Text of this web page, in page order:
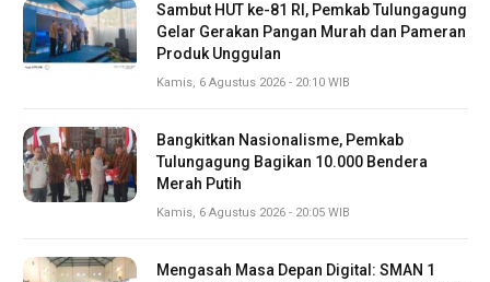
Sambut HUT ke-81 RI, Pemkab Tulungagung
Gelar Gerakan Pangan Murah dan Pameran
Produk Unggulan
Kamis, 6 Agustus 2026 - 20:10 WIB
Bangkitkan Nasionalisme, Pemkab
Tulungagung Bagikan 10.000 Bendera
Merah Putih
Kamis, 6 Agustus 2026 - 20:05 WIB
Mengasah Masa Depan Digital: SMAN 1